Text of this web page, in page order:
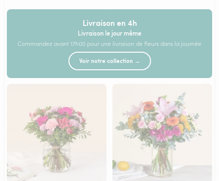
Livraison en 4h
Livraison le jour même
Commandez avant 17h00 pour une livraison de fleurs dans la journée
Voir notre collection →